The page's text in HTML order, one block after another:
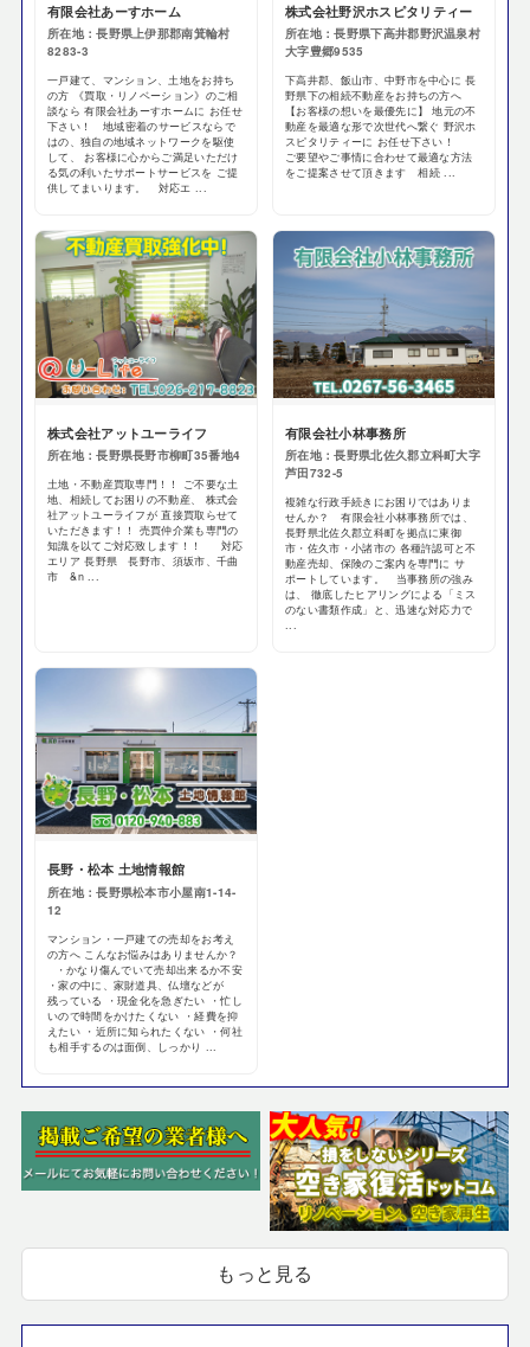
有限会社あーすホーム
所在地：長野県上伊那郡南箕輪村
8283-3
一戸建て、マンション、土地をお持ち
の方 《買取・リノベーション》のご相
談なら 有限会社あーすホームに お任せ
下さい！ 地域密着のサービスならで
はの、独自の地域ネットワークを駆使
して、 お客様に心からご満足いただけ
る気の利いたサポートサービスを ご提
供してまいります。 対応エ ...
株式会社野沢ホスピタリティー
所在地：長野県下高井郡野沢温泉村
大字豊郷9535
下高井郡、飯山市、中野市を中心に 長
野県下の相続不動産をお持ちの方へ
【お客様の想いを最優先に】 地元の不
動産を最適な形で次世代へ繋ぐ 野沢ホ
スピタリティーに お任せ下さい！
ご要望やご事情に合わせて最適な方法
をご提案させて頂きます 相続 ...
株式会社アットユーライフ
所在地：長野県長野市柳町35番地4
土地・不動産買取専門！！ ご不要な土
地、相続してお困りの不動産、 株式会
社アットユーライフが 直接買取らせて
いただきます！！ 売買仲介業も専門の
知識を以てご対応致します！！ 対応
エリア 長野県 長野市、須坂市、千曲
市 &n ...
有限会社小林事務所
所在地：長野県北佐久郡立科町大字
芦田732-5
複雑な行政手続きにお困りではありま
せんか？ 有限会社小林事務所では、
長野県北佐久郡立科町を拠点に東御
市・佐久市・小諸市の 各種許認可と不
動産売却、保険のご案内を専門に サ
ポートしています。 当事務所の強み
は、 徹底したヒアリングによる「ミス
のない書類作成」と、迅速な対応力で
...
長野・松本 土地情報館
所在地：長野県松本市小屋南1-14-
12
マンション・一戸建ての売却をお考え
の方へ こんなお悩みはありませんか？
・かなり傷んでいて売却出来るか不安
・家の中に、家財道具、仏壇などが
残っている ・現金化を急ぎたい ・忙し
いので時間をかけたくない ・経費を抑
えたい ・近所に知られたくない ・何社
も相手するのは面倒、しっかり ...
もっと見る